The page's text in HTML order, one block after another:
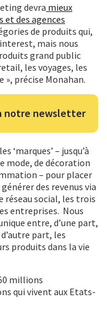
devra mieux
et des agences
de produits qui,
mais nous
grand public
les voyages, les
précise Monahan.
notre newsletter
‘marques’ – jusqu’à
mode, de décoration
– pour placer
des revenus via
réseau social, les trois
entreprises. Nous
entre, d’une part,
part, les
produits dans la vie
millions
qui vivent aux Etats-